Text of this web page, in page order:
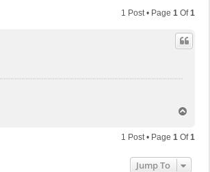
1 Post • Page 1 Of1
p
1 Post • Page 1 Of1
Jump To